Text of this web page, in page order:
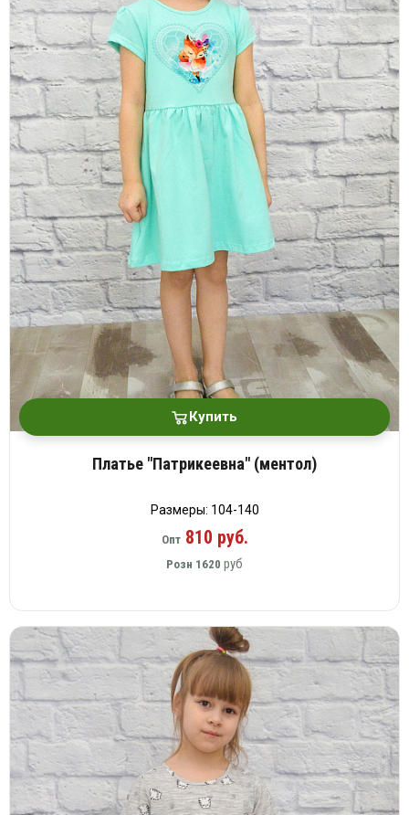
Купить
Платье "Патрикеевна" (ментол)
Размеры: 104-140
Опт810 руб.
Розн 1620 руб